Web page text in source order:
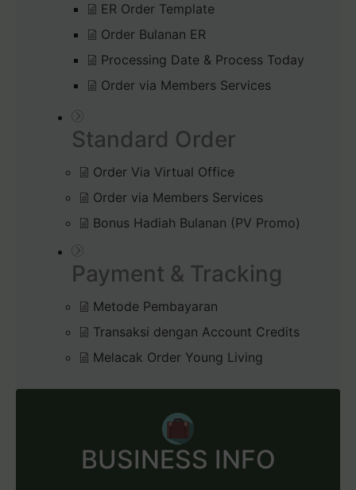
ER Order Template
Order Bulanan ER
Processing Date & Process Today
Order via Members Services
Standard Order
Order Via Virtual Office
Order via Members Services
Bonus Hadiah Bulanan (PV Promo)
Payment & Tracking
Metode Pembayaran
Transaksi dengan Account Credits
Melacak Order Young Living
BUSINESS INFO